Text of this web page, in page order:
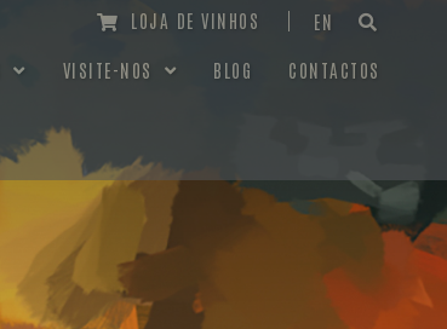
LOJA DE VINHOS EN
VISITE-NOS BLOG CONTACTOS